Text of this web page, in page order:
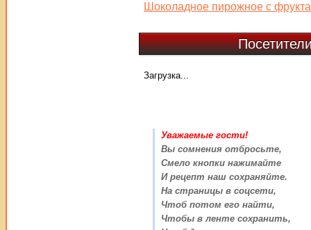
Шоколадное пирожное с
Загрузка...
Уважаемые гости!
Вы сомнения отбросьте,
Смело кнопки нажимайте
И рецепт наш сохраняйте.
На страницы в соцсети,
Чтоб потом его найти,
Чтобы в ленте сохранить,